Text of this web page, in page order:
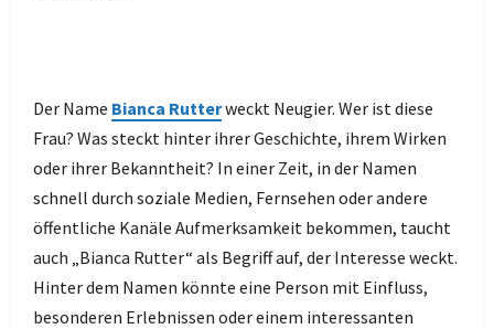
Der Name Bianca Rutterweckt Neugier. Wer ist diese
Frau? Was steckt hinter ihrer Geschichte, ihrem Wirken
oder ihrer Bekanntheit? In einer Zeit, in der Namen
schnell durch soziale Medien, Fernsehen oder andere
öffentliche Kanäle Aufmerksamkeit bekommen, taucht
auch „Bianca Rutter“ als Begriff auf, der Interesse weckt.
Hinter dem Namen könnte eine Person mit Einfluss,
besonderen Erlebnissen oder einem interessanten